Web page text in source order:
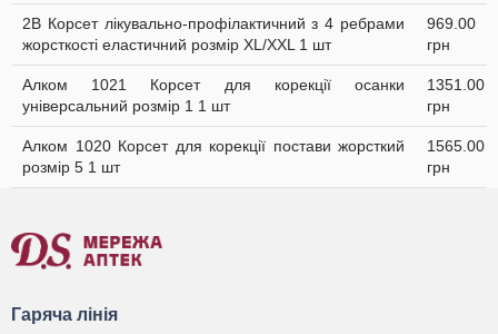
2B Корсет лікувально-профілактичний з 4 ребрами
жорсткості еластичний розмір XL/XXL 1 шт
969.00
грн
Алком 1021 Корсет для корекції осанки
універсальний розмір 1 1 шт
1351.00
грн
Алком 1020 Корсет для корекції постави жорсткий
розмір 5 1 шт
1565.00
грн
Гаряча лінія